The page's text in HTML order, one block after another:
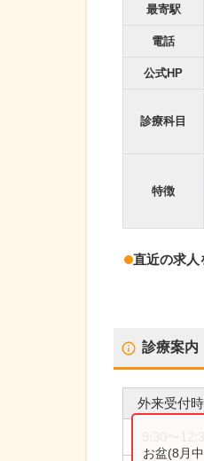
最寄駅
電話
公式HP
診療科目
特徴
直近の求人
診療案内
外来受付
お盆(8月